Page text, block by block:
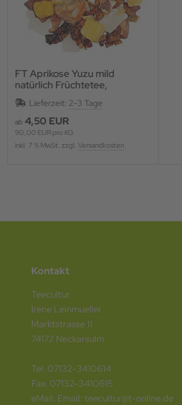
FT Aprikose Yuzu mild
natürlich Früchtetee,
aromatisiert
Lieferzeit: 2-3 Tage
ab 4,50 EUR
90,00 EUR pro KG
inkl. 7 % MwSt. zzgl. Versandkosten
Kontakt
Teecultur
Irene Leinmueller
Marktstrasse 11
74172 Neckarsulm
Tel: 07132-3410614
Fax: 07132-3410615
eMail: Email: teecultur@t-online.de